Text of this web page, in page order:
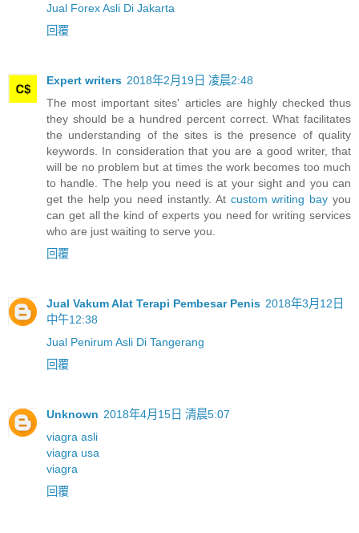
Jual Forex Asli Di Jakarta
回覆
Expert writers 2018年2月19日 凌晨2:48
The most important sites' articles are highly checked thus
they should be a hundred percent correct. What facilitates
the understanding of the sites is the presence of quality
keywords. In consideration that you are a good writer, that
will be no problem but at times the work becomes too much
to handle. The help you need is at your sight and you can
get the help you need instantly. At custom writing bay you
can get all the kind of experts you need for writing services
who are just waiting to serve you.
回覆
Jual Vakum Alat Terapi Pembesar Penis 2018年3月12日
中午12:38
Jual Penirum Asli Di Tangerang
回覆
Unknown 2018年4月15日 清晨5:07
viagra asli
viagra usa
viagra
回覆